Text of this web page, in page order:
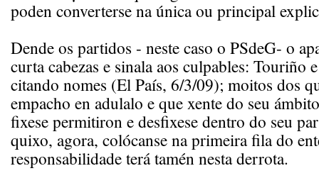
poden converterse na única ou principal
Dende os partidos - neste caso o PSdeG- o
curta cabezas e sinala aos culpables: Touriño
citando nomes (El País, 6/3/09); moitos dos
empacho en adulalo e que xente do seu
fixese permitiron e desfixese dentro do seu
quixo, agora, colócanse na primeira fila do
responsabilidade terá tamén nesta derrota.